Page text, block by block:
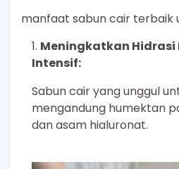
manfaat sabun cair terbaik
Meningkatkan Hidrasi
Intensif:
Sabun cair yang unggul
mengandung humektan
dan asam hialuronat.